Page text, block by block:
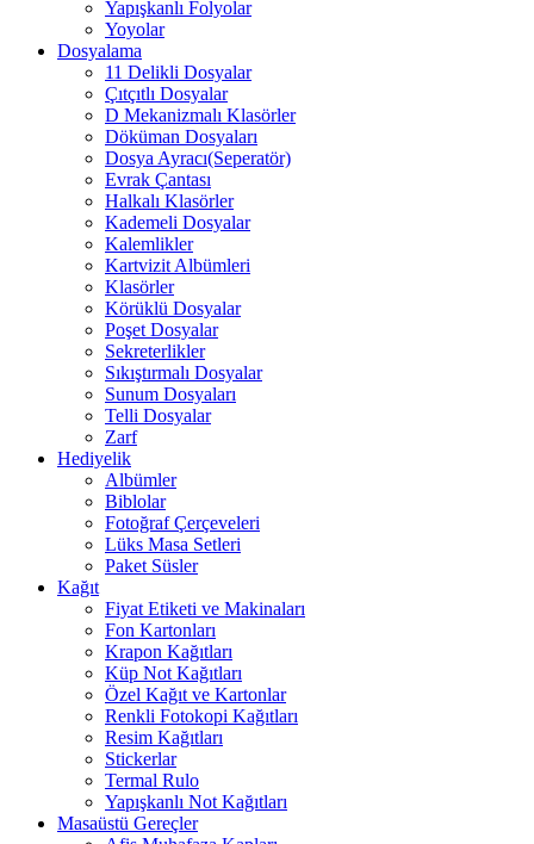
Yapışkanlı Folyolar
Yoyolar
Dosyalama
11 Delikli Dosyalar
Çıtçıtlı Dosyalar
D Mekanizmalı Klasörler
Döküman Dosyaları
Dosya Ayracı(Seperatör)
Evrak Çantası
Halkalı Klasörler
Kademeli Dosyalar
Kalemlikler
Kartvizit Albümleri
Klasörler
Körüklü Dosyalar
Poşet Dosyalar
Sekreterlikler
Sıkıştırmalı Dosyalar
Sunum Dosyaları
Telli Dosyalar
Zarf
Hediyelik
Albümler
Biblolar
Fotoğraf Çerçeveleri
Lüks Masa Setleri
Paket Süsler
Kağıt
Fiyat Etiketi ve Makinaları
Fon Kartonları
Krapon Kağıtları
Küp Not Kağıtları
Özel Kağıt ve Kartonlar
Renkli Fotokopi Kağıtları
Resim Kağıtları
Stickerlar
Termal Rulo
Yapışkanlı Not Kağıtları
Masaüstü Gereçler